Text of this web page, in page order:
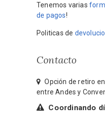
Tenemos varias
de pagos!
Politicas de
Contacto
Opción de retiro
entre Andes y
Coordinando